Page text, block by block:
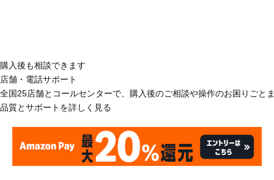
購入後も相談できます
店舗・電話サポート
全国25店舗とコールセンターで、購入後のご相談や操作のお困りごと
品質とサポートを詳しく見る